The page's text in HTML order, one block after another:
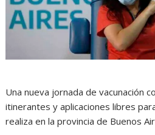
Una nueva jornada de vacunación
itinerantes y aplicaciones libres
realiza en la provincia de Buenos